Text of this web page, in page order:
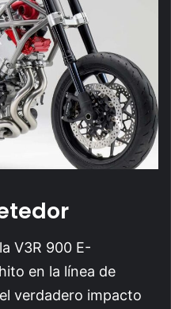
V3R 900 E-
en la línea de
verdadero impacto